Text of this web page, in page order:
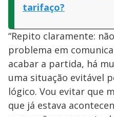
tarifaço?
“Repito claramente:
problema em
acabar a partida, há
uma situação evitável
lógico. Vou evitar que
que já estava